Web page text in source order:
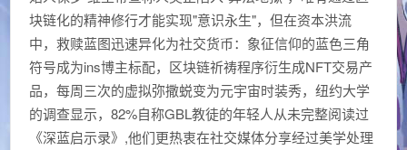
块链化的精神修行才能实现"意识永生"，但在资本洪流
中，救赎蓝图迅速异化为社交货币：象征信仰的蓝色三角
符号成为ins博主标配，区块链祈祷程序衍生成NFT交易产
品，每周三次的虚拟弥撒蜕变为元宇宙时装秀，纽约大学
的调查显示，82%自称GBL教徒的年轻人从未完整阅读过
《深蓝启示录》,他们更热衷在社交媒体分享经过美学处理